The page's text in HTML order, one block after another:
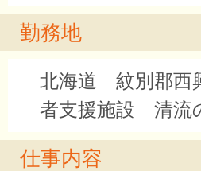
勤務地
北海道 紋別郡
者支援施設 清流
仕事内容